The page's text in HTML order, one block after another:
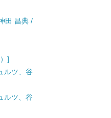
田 昌典 /
]
ルツ、谷
ルツ、谷